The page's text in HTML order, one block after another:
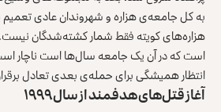
به کل جامعه‌ی هزاره و شهروندان عادی تعمیم
هزاره‌های کویته فقط شمار کشته‌شدگان
است که در آن یک جامعه سال‌ها است ناچار
انتظار همیشگی برای حمله‌ی بعدی تعادل
آغاز قتل‌های هدفمند از سال ۱۹۹۹